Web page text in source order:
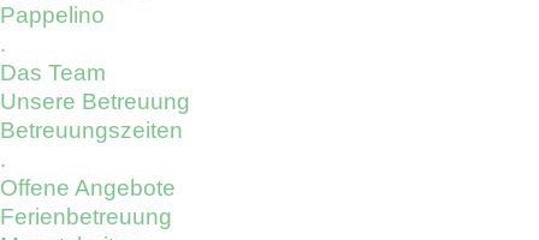
Pappelino
.
Das Team
Unsere Betreuung
Betreuungszeiten
.
Offene Angebote
Ferienbetreuung